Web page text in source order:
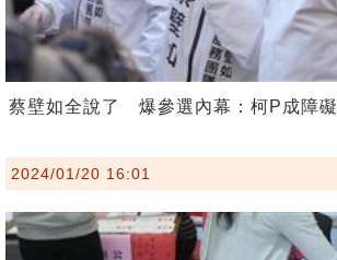
蔡壁如全說了 爆參選內幕：柯P成障礙
2024/01/20 16:01